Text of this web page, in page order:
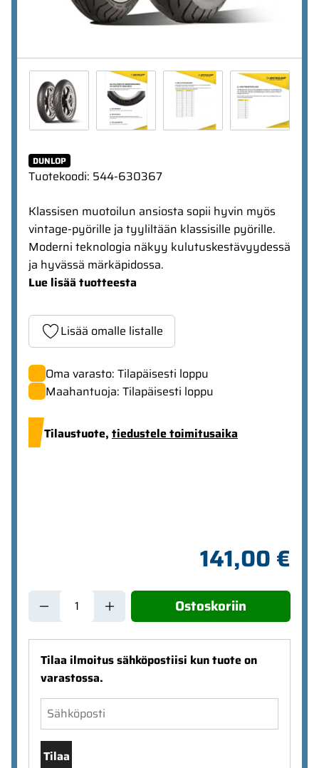
DUNLOP
Tuotekoodi: 544-630367
Klassisen muotoilun ansiosta sopii hyvin myös
vintage-pyörille ja tyyliltään klassisille pyörille.
Moderni teknologia näkyy kulutuskestävyydessä
ja hyvässä märkäpidossa.
Lue lisää tuotteesta
Lisää omalle listalle
Oma varasto: Tilapäisesti loppu
Maahantuoja: Tilapäisesti loppu
Tilaustuote, tiedustele toimitusaika
141,00 €
Ostoskoriin
Tilaa ilmoitus sähköpostiisi kun tuote on
varastossa.
Tilaa